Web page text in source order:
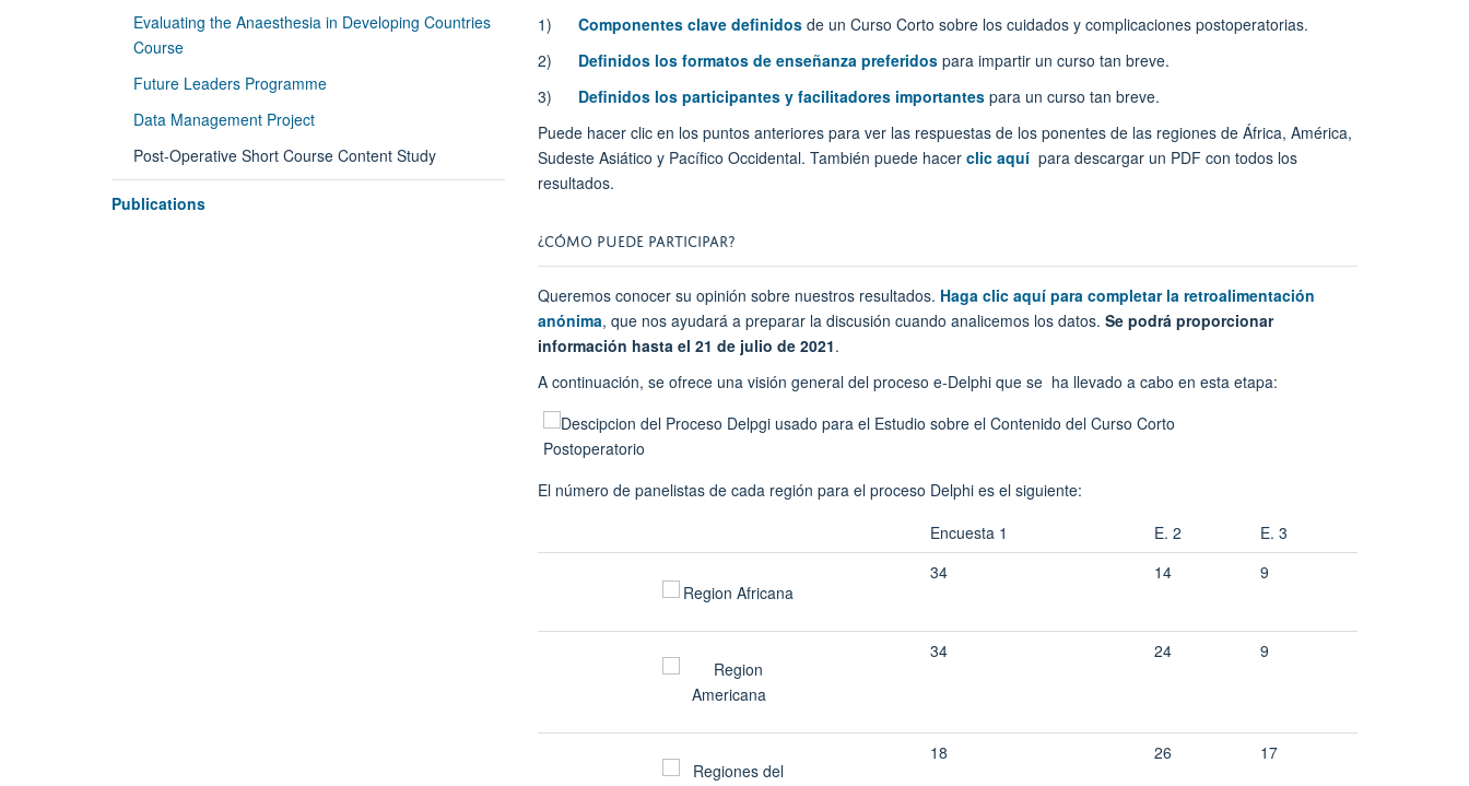
1) Componentes clave definidosde un Curso Corto sobre los cuidados y complicaciones postoperatorias.
2) Definidos los formatos de enseñanza preferidospara impartir un curso tan breve.
3) Definidos los participantes y facilitadores importantespara un curso tan breve.
Puede hacer clic en los puntos anteriores para ver las respuestas de los ponentes de las regiones de África, América,
Sudeste Asiático y Pacífico Occidental. También puede hacer clic aquípara descargar un PDF con todos los
resultados.
¿CÓMO PUEDE PARTICIPAR?
Queremos conocer su opinión sobre nuestros resultados. Haga clic aquí para completar la retroalimentación
anónima, que nos ayudará a preparar la discusión cuando analicemos los datos. Se podrá proporcionar
información hasta el 21 de julio de 2021.
A continuación, se ofrece una visión general del proceso e-Delphi que se ha llevado a cabo en esta etapa:
El número de panelistas de cada región para el proceso Delphi es el siguiente:
Encuesta 1
E. 2
E. 3
34
14 9
34 24 9
18 26 17
Evaluating the Anaesthesia in Developing Countries
Course
Future Leaders Programme
Data Management Project
Post-Operative Short Course Content Study
Publications